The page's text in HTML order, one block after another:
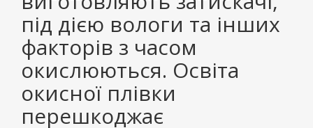
під дією вологи та інших
факторів з часом
окислюються. Освіта
окисної плівки
перешкоджає